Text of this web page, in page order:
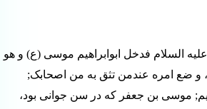
السلام فدخل ابوابراهیم موسی (ع) و هو
و ضع امره عندمن تثق به من اصحابک;
موسی بن جعفر که در سن جوانی بود،